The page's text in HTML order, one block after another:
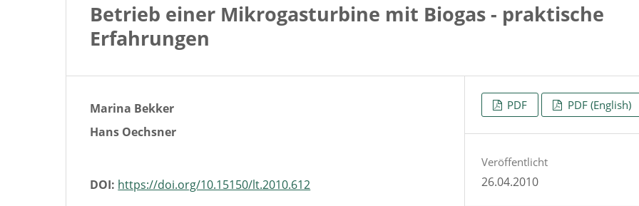
Betrieb einer Mikrogasturbine mit Biogas - praktische
Erfahrungen
Marina Bekker
Hans Oechsner
DOI: https://doi.org/10.15150/lt.2010.612
PDF PDF (English)
Veröffentlicht
26.04.2010